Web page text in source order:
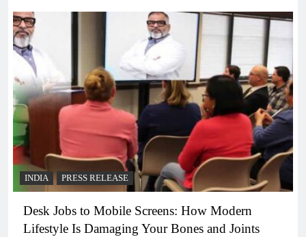
INDIA PRESS RELEASE
Desk Jobs to Mobile Screens: How Modern
Lifestyle Is Damaging Your Bones and Joints